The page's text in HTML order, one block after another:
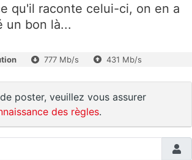
qu'il raconte celui-ci, on en a
un bon là...
777 Mb/s 431 Mb/s
poster, veuillez vous assurer
des règles.